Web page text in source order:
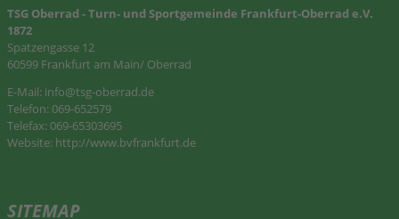
TSG Oberrad - Turn- und Sportgemeinde Frankfurt-Oberrad e.V.
1872
Spatzengasse 12
60599 Frankfurt am Main/ Oberrad
E-Mail: info@tsg-oberrad.de
Telefon: 069-652579
Telefax: 069-65303695
Website: http://www.bvfrankfurt.de
SITEMAP